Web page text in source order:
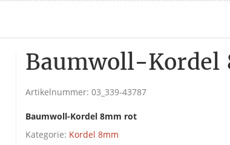
Baumwoll-Kordel
Artikelnummer: 03_339-43787
Baumwoll-Kordel 8mm rot
Kategorie: Kordel 8mm